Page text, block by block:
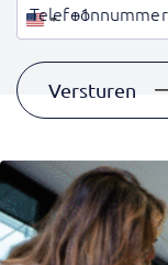
Telefoonnummer
Verenigde
+1Versturen